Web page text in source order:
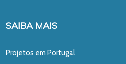
SAIBA MAIS
Projetos em Portugal